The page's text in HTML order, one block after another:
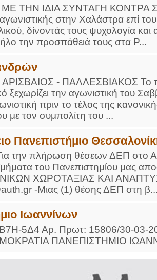
ΜΕ ΤΗΝ ΙΔΙΑ ΣΥΝΤΑΓΗ ΚΟΝΤΡΑ
στην Χαλάστρα επί
δίνοντάς τους ψυχολογία
την προσπάθειά τους στα P...
- ΠΑΛΛΕΣΒΙΑΚΟΣ Το
ξεχωρίζει την αγωνιστική του
πριν το τέλος της
με τον συμπολίτη του ...
Πανεπιστήμιο
πλήρωση θέσεων ΔΕΠ στο
του Πανεπιστημίου μας
ΧΩΡΟΤΑΞΙΑΣ ΚΑΙ
-Μιας (1) θέσης ΔΕΠ στη
Ιωαννίνων
5Δ4 Αρ. Πρωτ: 15806/30-